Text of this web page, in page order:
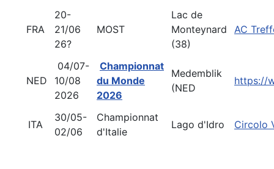
FRA
20-
21/06
26?
MOST
Lac de
Monteynard
(38)
AC
NED
04/07-
10/08
2026
Championnat
du Monde
2026
Medemblik
(NED
https://
ITA
30/05-
02/06
Championnat
d'Italie
Lago d'Idro Circolo